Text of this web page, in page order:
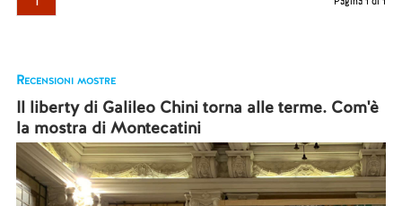
Recensioni mostre
Il liberty di Galileo Chini torna alle terme. Com'è
la mostra di Montecatini